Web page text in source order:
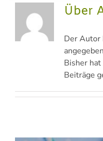
Über
Der Autor
Bisher
Beiträge